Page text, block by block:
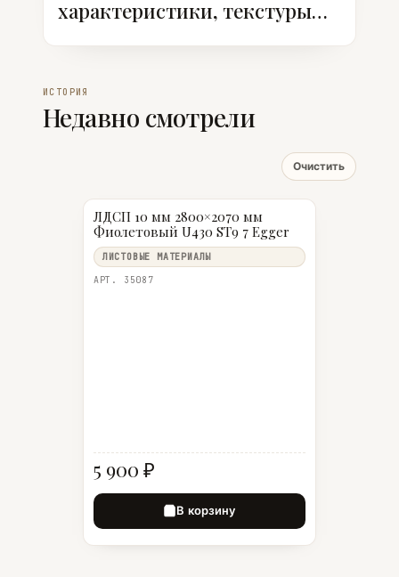
характеристики, текстуры
ИСТОРИЯ
Недавно смотрели
Очистить
ЛДСП 10 мм 2800×2070 мм
Фиолетовый U430 ST9 7 Egger
ЛИСТОВЫЕ МАТЕРИАЛЫ
АРТ. 35087
5 900 ₽
В корзину